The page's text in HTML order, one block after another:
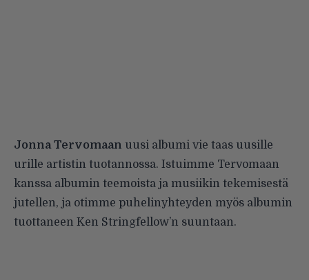
Jonna Tervomaan uusi albumi vie taas uusille
urille artistin tuotannossa. Istuimme Tervomaan
kanssa albumin teemoista ja musiikin tekemisestä
jutellen, ja otimme puhelinyhteyden myös albumin
tuottaneen Ken Stringfellow’n suuntaan.